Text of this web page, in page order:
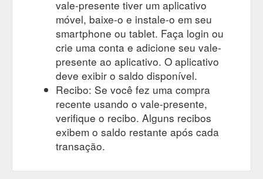
vale-presente tiver um aplicativo
móvel, baixe-o e instale-o em seu
smartphone ou tablet. Faça login ou
crie uma conta e adicione seu vale-
presente ao aplicativo. O aplicativo
deve exibir o saldo disponível.
Recibo: Se você fez uma compra
recente usando o vale-presente,
verifique o recibo. Alguns recibos
exibem o saldo restante após cada
transação.